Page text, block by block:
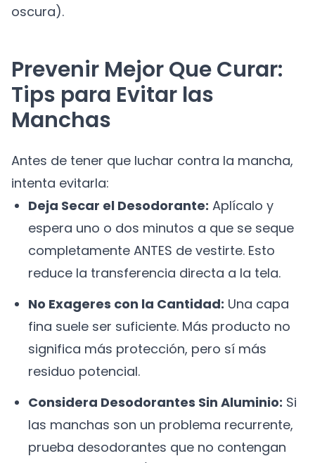
oscura).
Prevenir Mejor Que Curar:
Tips para Evitar las
Manchas
Antes de tener que luchar contra la mancha,
intenta evitarla:
Deja Secar el Desodorante: Aplícalo y
espera uno o dos minutos a que se seque
completamente ANTES de vestirte. Esto
reduce la transferencia directa a la tela.
No Exageres con la Cantidad: Una capa
fina suele ser suficiente. Más producto no
significa más protección, pero sí más
residuo potencial.
Considera Desodorantes Sin Aluminio: Si
las manchas son un problema recurrente,
prueba desodorantes que no contengan